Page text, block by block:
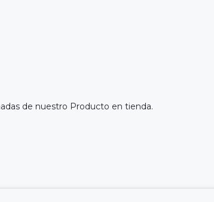
de nuestro Producto en tienda.